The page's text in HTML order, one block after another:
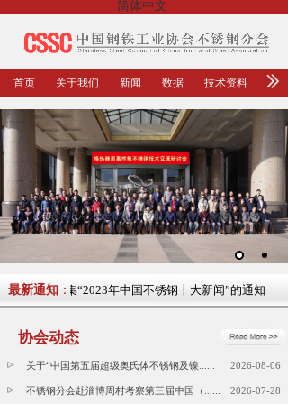
简体中文
首页 关于我们 新闻 数据 技术资料
最新通知 ：
关于征集“2023年中国不锈钢十大新闻”的通知
协会动态
关于“中国第五届超级奥氏体不锈钢及镍...... 2026-08-06
不锈钢分会赴淄博周村考察第三届中国（...... 2026-07-28